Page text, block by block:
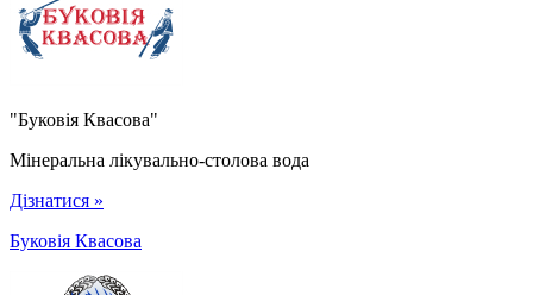
"Буковія Квасова"
Мінеральна лікувально-столова вода
Дізнатися »
Буковія Квасова